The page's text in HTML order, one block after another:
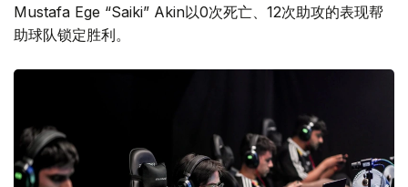
Mustafa Ege “Saiki” Akin以0次死亡、12次助攻的表现帮
助球队锁定胜利。